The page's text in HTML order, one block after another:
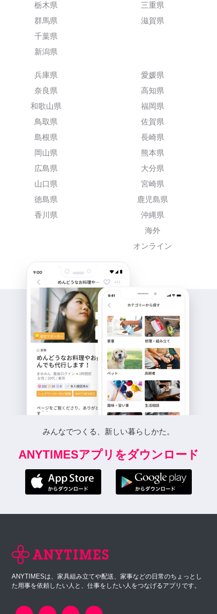
栃木県
群馬県
千葉県
新潟県
三重県
滋賀県
兵庫県
奈良県
和歌山県
鳥取県
島根県
岡山県
広島県
山口県
徳島県
香川県
愛媛県
高知県
福岡県
佐賀県
長崎県
熊本県
大分県
宮崎県
鹿児島県
沖縄県
海外
オンライン
みんなでつくる、新しい暮らしかた。
ANYTIMESアプリをダウンロード
ANYTIMESは、家具組み立てや配送、家事などの日常のちょっとし
た用事を依頼したい人と、仕事をしたい人をつなげるアプリです。